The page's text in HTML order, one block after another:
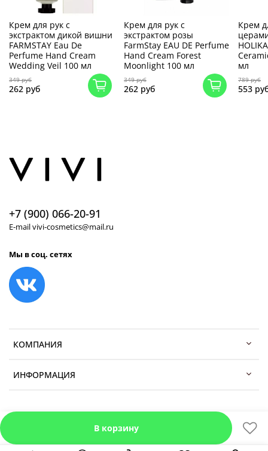
В корзину
Крем для рук с
экстрактом дикой вишни
FARMSTAY Eau De
Perfume Hand Cream
Wedding Veil 100 мл
349 руб
262 руб
Крем для рук с
экстрактом розы
FarmStay EAU DE Perfume
Hand Cream Forest
Moonlight 100 мл
349 руб
262 руб
Крем
мл
789 руб
553
КОМПАНИЯ
ИНФОРМАЦИЯ
+7 (900) 066-20-91
E-mail vivi-cosmetics@mail.ru
Мы в соц. сетях